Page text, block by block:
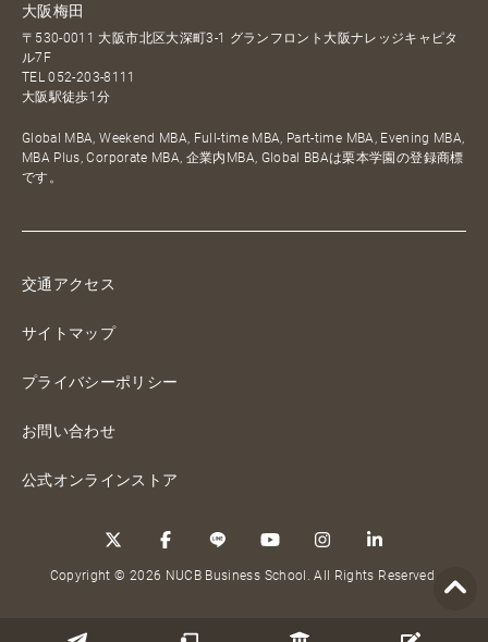
大阪梅田
〒530-0011 大阪市北区大深町3-1 グランフロント大阪ナレッジキャピタ
ル7F
TEL052-203-8111
大阪駅徒歩1分
Global MBA, Weekend MBA, Full-time MBA, Part-time MBA, Evening MBA,
MBA Plus, Corporate MBA, 企業内MBA, Global BBAは栗本学園の登録商標
です。
交通アクセス
サイトマップ
プライバシーポリシー
お問い合わせ
公式オンラインストア
Copyright © 2026 NUCB Business School. All Rights Reserved.